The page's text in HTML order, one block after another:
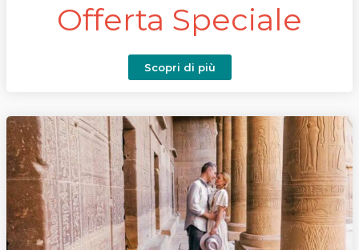
Offerta Speciale
Scopri di più